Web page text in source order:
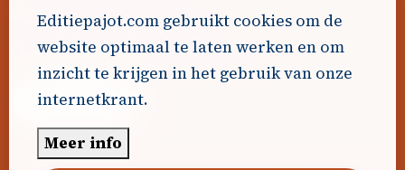
Geen advertenties gevonden.
Uw advertentie hier? Contacteer ons!
Word Partner!
Editiepajot.com gebruikt cookies om de
website optimaal te laten werken en om
inzicht te krijgen in het gebruik van onze
internetkrant.
Meer info